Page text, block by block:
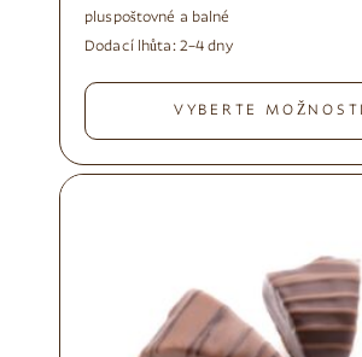
pluspoštovné a balné
Dodací lhůta: 2–4 dny
VYBERTE MOŽNOSTI